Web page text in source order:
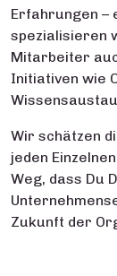
Erfahrungen –
spezialisieren
Mitarbeiter
Initiativen wie
Wir schätzen
jeden
Weg, dass Du
Zukunft der